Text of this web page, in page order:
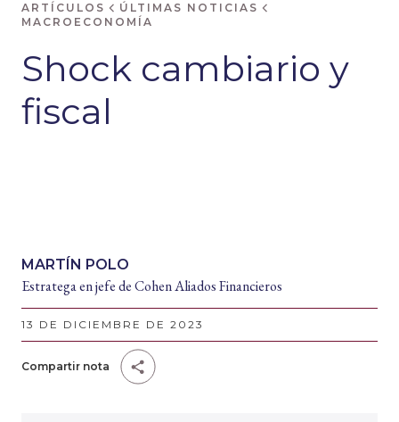
ARTÍCULOS
ÚLTIMAS NOTICIAS
MACROECONOMÍA
Shock cambiario y
fiscal
MARTÍN POLO
Estratega en jefe de Cohen Aliados Financieros
13 DE DICIEMBRE DE 2023
Compartir nota